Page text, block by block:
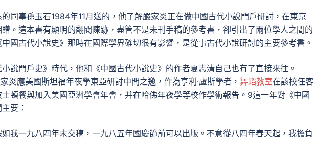
同事孫玉石1984年11月送的，他了解嚴家炎正在做中國古代小說門戶研討，在東京
。這本書有顯明的翻閱陳跡，盡管不是未刊手稿的參考書，卻引出了兩位學人之間的
國古代小說史》那時在國際學界確切很有影響，是從事古代小說研討的主要參考書。
說門戶史》時代，他和《中國古代小說史》的作者夏志清自己也有了直接來往。
炎應美國斯坦福年夜學東亞研討中間之邀，作為亨利·盧斯學者， 舞蹈教室在該校任客
頓餐與加入美國亞洲學會年會，并在哈佛年夜學等校作學術報告。9這一年對《中國
要：
我一九八四年末交稿，一九八五年國慶節前可以出版。不意從八四年春天起，我擔負